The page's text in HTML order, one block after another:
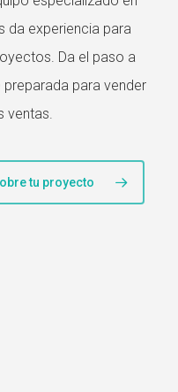
da experiencia para
Da el paso a
preparada para vender
ventas.
tu proyecto